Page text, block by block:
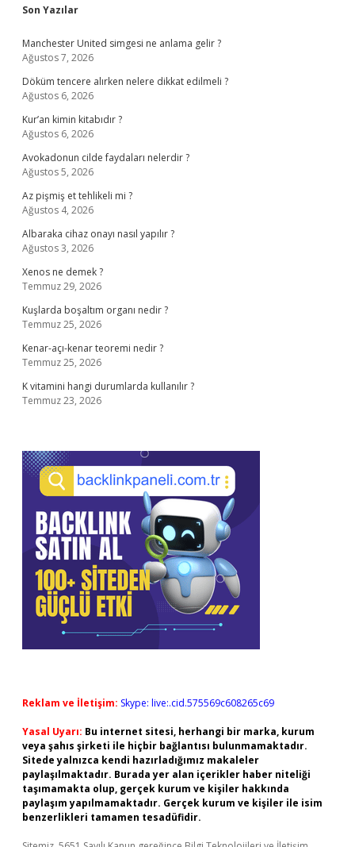
Sidebar
Son Yazılar
Manchester United simgesi ne anlama gelir ?
Ağustos 7, 2026
Döküm tencere alırken nelere dikkat edilmeli ?
Ağustos 6, 2026
Kur’an kimin kitabıdır ?
Ağustos 6, 2026
Avokadonun cilde faydaları nelerdir ?
Ağustos 5, 2026
Az pişmiş et tehlikeli mi ?
Ağustos 4, 2026
Albaraka cihaz onayı nasıl yapılır ?
Ağustos 3, 2026
Xenos ne demek ?
Temmuz 29, 2026
Kuşlarda boşaltım organı nedir ?
Temmuz 25, 2026
Kenar-açı-kenar teoremi nedir ?
Temmuz 25, 2026
K vitamini hangi durumlarda kullanılır ?
Temmuz 23, 2026
Reklam ve İletişim: Skype: live:.cid.575569c608265c69
Yasal Uyarı: Bu internet sitesi, herhangi bir marka, kurum
veya şahıs şirketi ile hiçbir bağlantısı bulunmamaktadır.
Sitede yalnızca kendi hazırladığımız makaleler
paylaşılmaktadır. Burada yer alan içerikler haber niteliği
taşımamakta olup, gerçek kurum ve kişiler hakkında
paylaşım yapılmamaktadır. Gerçek kurum ve kişiler ile isim
benzerlikleri tamamen tesadüfidir.